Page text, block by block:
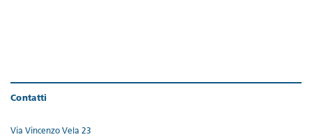
Contatti
Via Vincenzo Vela 23